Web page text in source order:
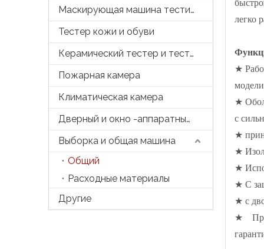
Маскирующая машина тестирования
Тестер кожи и обуви
Керамический тестер и тесто
Пожарная камера
Климатическая камера
Дверный и окно -аппаратный тестер
Выборка и общая машина
Общий
Расходные материалы
Другие
легко
★
★
с
★
★
★
★ С
★ с
★